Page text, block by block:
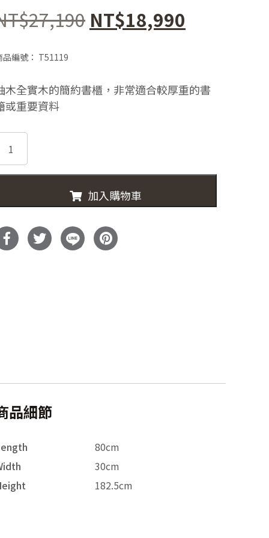
27,190 原
格：
NT$18,990
格：
品編號： T51119
木全實木的簡約書櫃，非常適合較厚重的書
或重要資料
加入購物車
品細節
80cm
30cm
182.5cm